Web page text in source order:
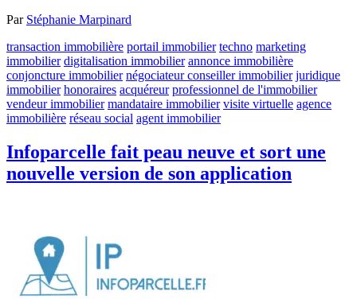
Par Stéphanie Marpinard
transaction immobilière portail immobilier techno marketing
immobilier digitalisation immobilier annonce immobilière
conjoncture immobilier négociateur conseiller immobilier juridique
immobilier honoraires acquéreur professionnel de l'immobilier
vendeur immobilier mandataire immobilier visite virtuelle agence
immobilière réseau social agent immobilier
Infoparcelle fait peau neuve et sort une
nouvelle version de son application